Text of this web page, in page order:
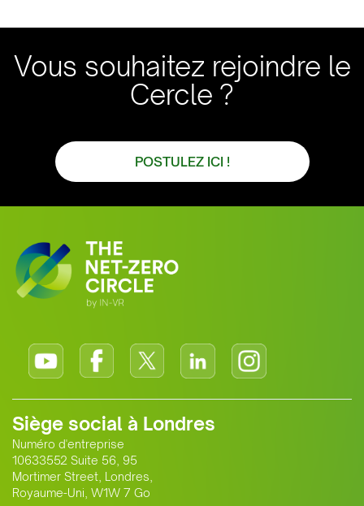
Vous souhaitez rejoindre le
Cercle ?
POSTULEZ ICI !
Siège social à Londres
Numéro d'entreprise
10633552 Suite 56, 95
Mortimer Street, Londres,
Royaume-Uni, W1W 7 Go